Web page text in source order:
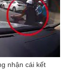
nhận cái kết